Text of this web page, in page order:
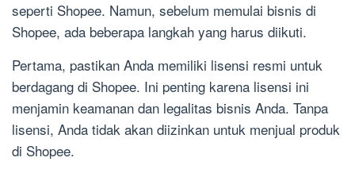
seperti Shopee. Namun, sebelum memulai bisnis di
Shopee, ada beberapa langkah yang harus diikuti.
Pertama, pastikan Anda memiliki lisensi resmi untuk
berdagang di Shopee. Ini penting karena lisensi ini
menjamin keamanan dan legalitas bisnis Anda. Tanpa
lisensi, Anda tidak akan diizinkan untuk menjual produk
di Shopee.